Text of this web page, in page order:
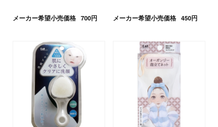
メーカー希望小売価格 700円 メーカー希望小売価格 450円